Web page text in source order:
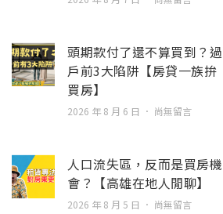
頭期款付了還不算買到？過
戶前3大陷阱【房貸一族拚
買房】
2026 年 8 月 6 日 尚無留言
人口流失區，反而是買房機
會？【高雄在地人閒聊】
2026 年 8 月 5 日 尚無留言